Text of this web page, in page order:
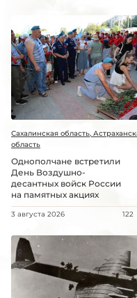
Сахалинская область,
область
Однополчане встретили
День Воздушно-
десантных войск России
на памятных акциях
3 августа 2026 122